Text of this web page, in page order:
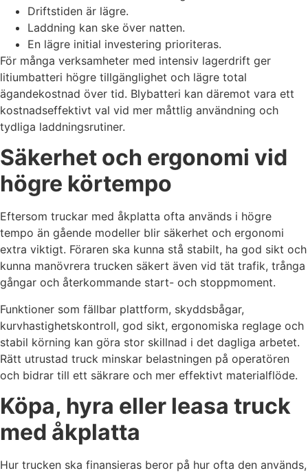
Driftstiden är lägre.
Laddning kan ske över natten.
En lägre initial investering prioriteras.
För många verksamheter med intensiv lagerdrift ger
litiumbatteri högre tillgänglighet och lägre total
ägandekostnad över tid. Blybatteri kan däremot vara ett
kostnadseffektivt val vid mer måttlig användning och
tydliga laddningsrutiner.
Säkerhet och ergonomi vid
högre körtempo
Eftersom truckar med åkplatta ofta används i högre
tempo än gående modeller blir säkerhet och ergonomi
extra viktigt. Föraren ska kunna stå stabilt, ha god sikt och
kunna manövrera trucken säkert även vid tät trafik, trånga
gångar och återkommande start- och stoppmoment.
Funktioner som fällbar plattform, skyddsbågar,
kurvhastighetskontroll, god sikt, ergonomiska reglage och
stabil körning kan göra stor skillnad i det dagliga arbetet.
Rätt utrustad truck minskar belastningen på operatören
och bidrar till ett säkrare och mer effektivt materialflöde.
Köpa, hyra eller leasa truck
med åkplatta
Hur trucken ska finansieras beror på hur ofta den används,